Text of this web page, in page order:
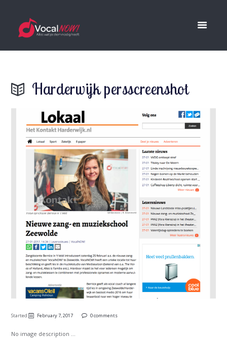
Harderwijk persscreenshot
Started February 7, 2017 0 comments
No image description ...